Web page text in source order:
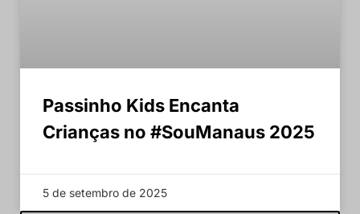
Passinho Kids Encanta
Crianças no #SouManaus 2025
5 de setembro de 2025